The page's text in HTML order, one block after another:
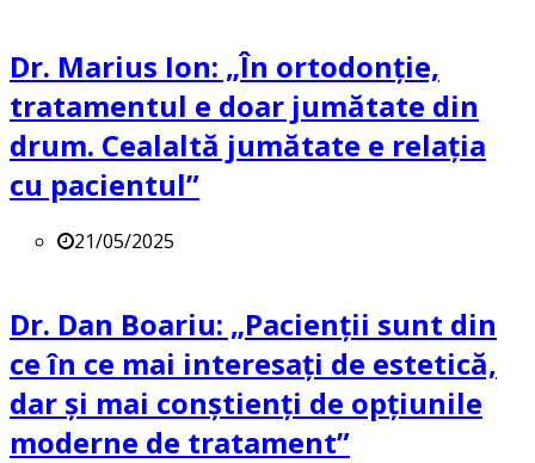
Dr. Marius Ion: „În ortodonție,
tratamentul e doar jumătate din
drum. Cealaltă jumătate e relația
cu pacientul”
21/05/2025
Dr. Dan Boariu: „Pacienții sunt din
ce în ce mai interesați de estetică,
dar și mai conștienți de opțiunile
moderne de tratament”